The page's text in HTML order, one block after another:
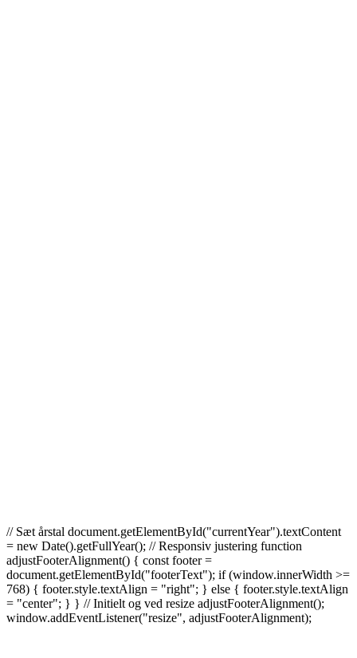
// Sæt årstal document.getElementById("currentYear").textContent
= new Date().getFullYear(); // Responsiv justering function
adjustFooterAlignment() { const footer =
document.getElementById("footerText"); if (window.innerWidth >=
768) { footer.style.textAlign = "right"; } else { footer.style.textAlign
= "center"; } } // Initielt og ved resize adjustFooterAlignment();
window.addEventListener("resize", adjustFooterAlignment);